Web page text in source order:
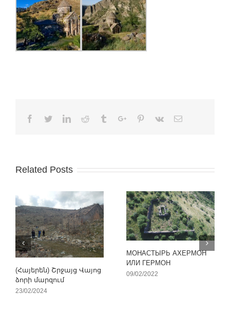
Facebook
TwitterLinkedinReddit TumblrGoogle+Pinterest
Vk Email
Related Posts
(Հայերեն) Շրջայց Վայոց
ձորի մարզում
23/02/2024
МОНАСТЫРЬ АХЕРМОН
ИЛИ ГЕРМОН
09/02/2022